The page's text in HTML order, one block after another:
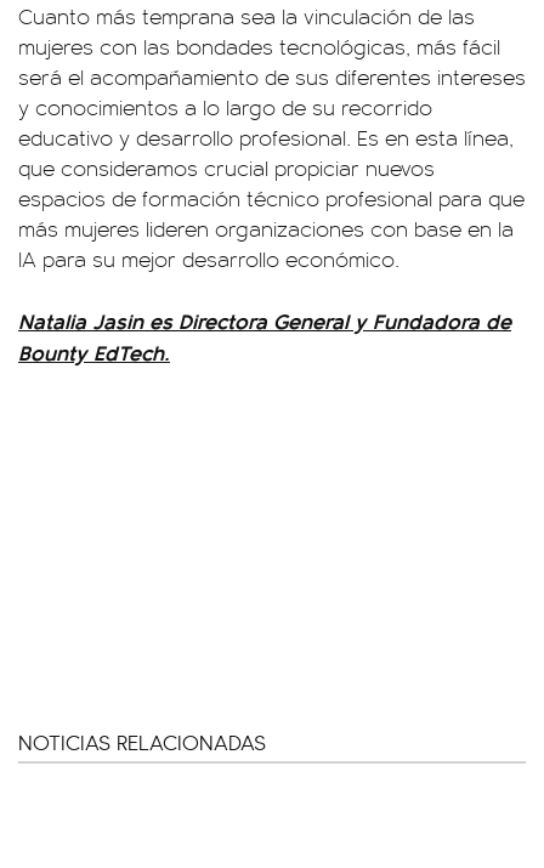
Cuanto más temprana sea la vinculación de las
mujeres con las bondades tecnológicas, más fácil
será el acompañamiento de sus diferentes intereses
y conocimientos a lo largo de su recorrido
educativo y desarrollo profesional. Es en esta línea,
que consideramos crucial propiciar nuevos
espacios de formación técnico profesional para que
más mujeres lideren organizaciones con base en la
IA para su mejor desarrollo económico.
Natalia Jasin es Directora General y Fundadora de
Bounty EdTech.
NOTICIAS RELACIONADAS